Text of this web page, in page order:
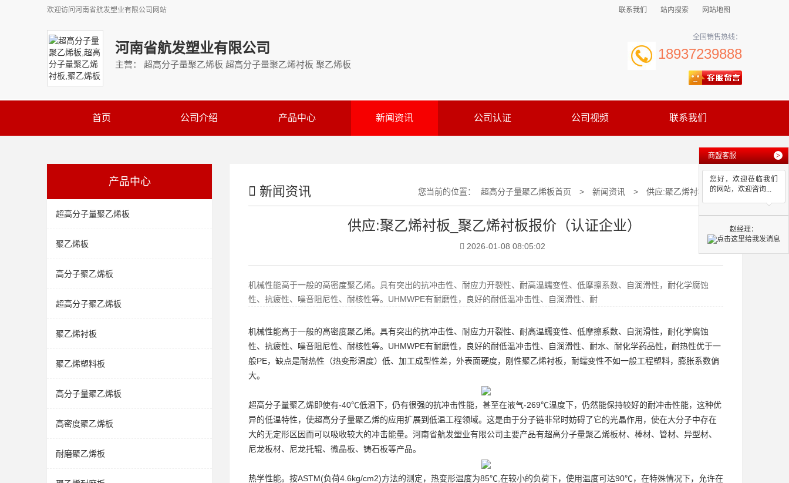
欢迎访问 河南省航发塑业有限公司 网站 联系我们 站内搜索 网站地图
河南省航发塑业有限公司
主营： 超高分子量聚乙烯板 超高分子量聚乙烯衬板 聚乙烯板
全国销售热线：
18937239888
首页 公司介绍 产品中心 新闻资讯 公司认证 公司视频 联系我们
产品中心
超高分子量聚乙烯板
聚乙烯板
高分子聚乙烯板
超高分子聚乙烯板
聚乙烯衬板
聚乙烯塑料板
高分子量聚乙烯板
高密度聚乙烯板
耐磨聚乙烯板
新闻资讯 您当前的位置： 超高分子量聚乙烯板首页 > 新闻资讯 > 供应:聚乙烯衬板_聚乙烯衬板报价（认证企业）
供应:聚乙烯衬板_聚乙烯衬板报价（认证企业）
2026-01-08 08:05:02
机械性能高于一般的高密度聚乙烯。具有突出的抗冲击性、耐应力开裂性、耐高温蠕变性、低摩擦系数、自润滑性，耐化学腐蚀
性、抗疲性、噪音阻尼性、耐核性等。UHMWPE有耐磨性，良好的耐低温冲击性、自润滑性、耐
机械性能高于一般的高密度聚乙烯。具有突出的抗冲击性、耐应力开裂性、耐高温蠕变性、低摩擦系数、自润滑性，耐化学腐蚀
性、抗疲性、噪音阻尼性、耐核性等。UHMWPE有耐磨性，良好的耐低温冲击性、自润滑性、耐水、耐化学药品性，耐热性优于一
般PE，缺点是耐热性（热变形温度）低、加工成型性差，外表面硬度，刚性聚乙烯衬板，耐蠕变性不如一般工程塑料，膨胀系数偏
大。
超高分子量聚乙烯即使有-40℃低温下，仍有很强的抗冲击性能，甚至在液气-269℃温度下，仍然能保持较好的耐冲击性能，这种优
异的低温特性，使超高分子量聚乙烯的应用扩展到低温工程领域。这是由于分子链非常时妨碍了它的光晶作用，使在大分子中存在
大的无定形区因而可以吸收较大的冲击能量。河南省航发塑业有限公司主要产品有超高分子量聚乙烯板材、棒材、管材、异型材、
尼龙板材、尼龙托辊、微晶板、铸石板等产品。
热学性能。按ASTM(负荷4.6kg/cm2)方法的测定，热变形温度为85℃,在较小的负荷下，使用温度可达90℃，在特殊情况下，允许在
商盟客服 >
您好，欢迎莅临我们
的网站，欢迎咨询...
赵经理：